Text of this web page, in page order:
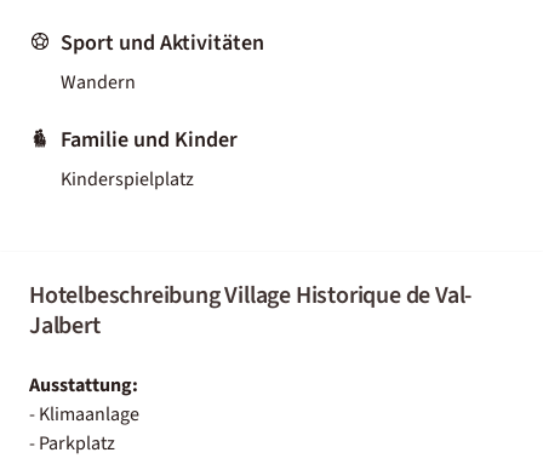
Sport und Aktivitäten
Wandern
Familie und Kinder
Kinderspielplatz
Hotelbeschreibung Village Historique de Val-
Jalbert
Ausstattung:
- Klimaanlage
- Parkplatz